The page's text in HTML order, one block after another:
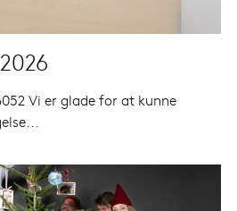
Vi er glade for at kunne